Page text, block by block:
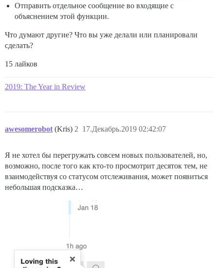
Отправить отдельное сообщение во входящие с
объяснением этой функции.
Что думают другие? Что вы уже делали или планировали
сделать?
15 лайков
2019: The Year in Review
awesomerobot (Kris) 17.Декабрь.2019 02:42:07
2
Я не хотел бы перегружать совсем новых пользователей, но,
возможно, после того как кто-то просмотрит десяток тем, не
взаимодействуя со статусом отслеживания, может появиться
небольшая подсказка…